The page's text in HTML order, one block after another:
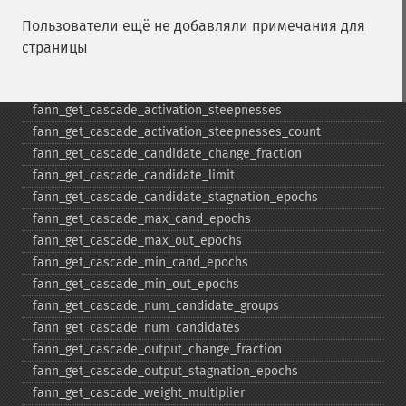
Пользователи ещё не добавляли примечания для
страницы
fann_​get_​bit_​fail
fann_​get_​bit_​fail_​limit
fann_​get_​cascade_​activation_​steepnesses
fann_​get_​cascade_​activation_​steepnesses_​count
fann_​get_​cascade_​candidate_​change_​fraction
fann_​get_​cascade_​candidate_​limit
fann_​get_​cascade_​candidate_​stagnation_​epochs
fann_​get_​cascade_​max_​cand_​epochs
fann_​get_​cascade_​max_​out_​epochs
fann_​get_​cascade_​min_​cand_​epochs
fann_​get_​cascade_​min_​out_​epochs
fann_​get_​cascade_​num_​candidate_​groups
fann_​get_​cascade_​num_​candidates
fann_​get_​cascade_​output_​change_​fraction
fann_​get_​cascade_​output_​stagnation_​epochs
fann_​get_​cascade_​weight_​multiplier